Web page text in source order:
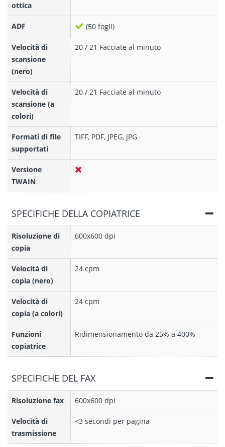
ottica
ADF (50 fogli)
Velocità di
scansione
(nero)
20 / 21 Facciate al minuto
Velocità di
scansione (a
colori)
20 / 21 Facciate al minuto
Formati di file
supportati
TIFF, PDF, JPEG, JPG
Versione
TWAIN
SPECIFICHE DELLA COPIATRICE
Risoluzione di
copia
600x600 dpi
Velocità di
copia (nero)
24 cpm
Velocità di
copia (a colori)
24 cpm
Funzioni
copiatrice
Ridimensionamento da 25% a 400%
SPECIFICHE DEL FAX
Risoluzione fax 600x600 dpi
Velocità di
trasmissione
<3 secondi per pagina